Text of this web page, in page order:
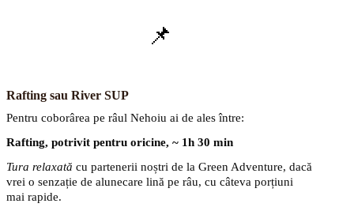
📌
Rafting sau River SUP
Pentru coborârea pe râul Nehoiu ai de ales între:
Rafting, potrivit pentru oricine, ~ 1h 30 min
Tura relaxată cu partenerii noștri de la Green Adventure, dacă
vrei o senzație de alunecare lină pe râu, cu câteva porțiuni
mai rapide.